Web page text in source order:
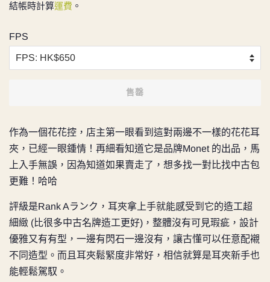
結帳時計算運費 。
FPS
售罄
作為一個花花控，店主第一眼看到這對兩邊不一樣的花花耳
夾，已經一眼鍾情！再細看知道它是品牌Monet 的出品，馬
上入手無誤，因為知道如果賣走了，想多找一對比找中古包
更難！哈哈
評級是Rank Aランク，耳夾拿上手就能感受到它的造工超
細緻 (比很多中古名牌造工更好)，整體沒有可見瑕疵，設計
優雅又有有型，一邊有閃石一邊沒有，讓古懂可以任意配襯
不同造型。而且耳夾鬆緊度非常好，相信就算是耳夾新手也
能輕鬆駕馭。